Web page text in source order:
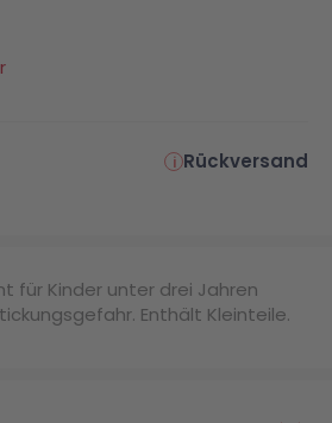
Rückversand
für Kinder unter drei Jahren
Enthält Kleinteile.